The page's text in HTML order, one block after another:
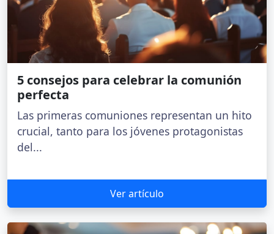
5 consejos para celebrar la comunión
perfecta
Las primeras comuniones representan un hito
crucial, tanto para los jóvenes protagonistas
del...
Ver artículo